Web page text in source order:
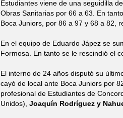
Estudiantes viene de una seguidilla
Obras Sanitarias por 66 a 63. En
Boca Juniors, por 86 a 97 y 68 a 82,
En el equipo de Eduardo Jápez se
Formosa. En tanto se le rescindió el
El interno de 24 años disputó su
cayó de local ante Boca Juniors por
profesional de Estudiantes de
Unidos), Joaquín Rodríguez y